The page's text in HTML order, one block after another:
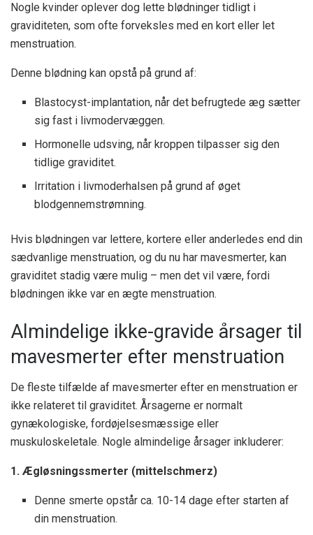
Nogle kvinder oplever dog lette blødninger tidligt i
graviditeten, som ofte forveksles med en kort eller let
menstruation.
Denne blødning kan opstå på grund af:
Blastocyst-implantation, når det befrugtede æg sætter
sig fast i livmodervæggen.
Hormonelle udsving, når kroppen tilpasser sig den
tidlige graviditet.
Irritation i livmoderhalsen på grund af øget
blodgennemstrømning.
Hvis blødningen var lettere, kortere eller anderledes end din
sædvanlige menstruation, og du nu har mavesmerter, kan
graviditet stadig være mulig – men det vil være, fordi
blødningen ikke var en ægte menstruation.
Almindelige ikke-gravide årsager til
mavesmerter efter menstruation
De fleste tilfælde af mavesmerter efter en menstruation er
ikke relateret til graviditet. Årsagerne er normalt
gynækologiske, fordøjelsesmæssige eller
muskuloskeletale. Nogle almindelige årsager inkluderer:
1. Ægløsningssmerter (mittelschmerz)
Denne smerte opstår ca. 10-14 dage efter starten af
din menstruation.